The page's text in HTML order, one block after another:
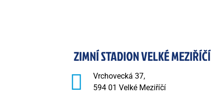
ZIMNÍ STADION VELKÉ MEZIŘÍČÍ
Vrchovecká 37,
594 01 Velké Meziříčí